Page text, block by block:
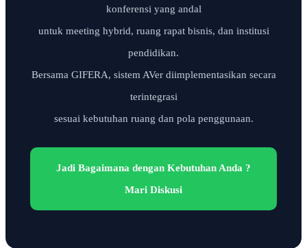
konferensi yang andal
untuk meeting hybrid, ruang rapat bisnis, dan institusi
pendidikan.
Bersama GIFERA, sistem AVer diimplementasikan secara
terintegrasi
sesuai kebutuhan ruang dan pola penggunaan.
Jadi Bagaimana dengan Kebutuhan Anda ?
Mari Diskusi